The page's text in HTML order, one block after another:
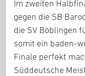
Im zweiten
gegen die SB
die SV Böblingen
somit ein baden-
Finale perfekt
Süddeutsche